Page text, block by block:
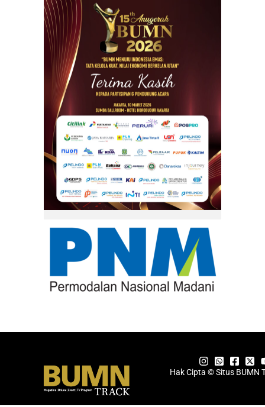
Hak Cipta © Situs BUMN